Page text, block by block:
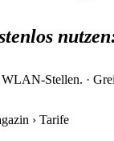
Stellen. ·
› Tarife